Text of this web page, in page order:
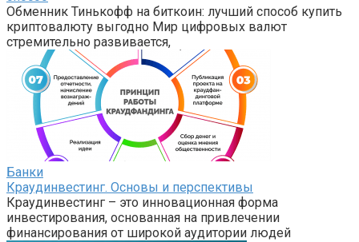
Обменник Тинькофф на биткоин: лучший способ купить
криптовалюту выгодно Мир цифровых валют
стремительно развивается,
Банки
Краудинвестинг. Основы и перспективы
Краудинвестинг – это инновационная форма
инвестирования, основанная на привлечении
финансирования от широкой аудитории людей